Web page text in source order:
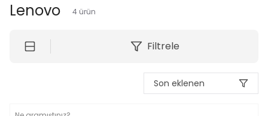
Lenovo 4 ürün
Filtrele
Son eklenen